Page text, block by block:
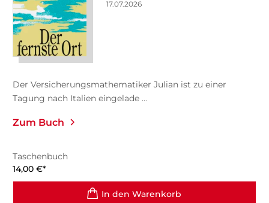
17.07.2026
Der Versicherungsmathematiker Julian ist zu einer
Tagung nach Italien eingelade ...
Zum Buch
Taschenbuch
14,00 €*
In den Warenkorb